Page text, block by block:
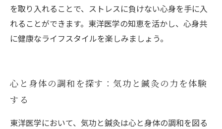
を取り入れることで、ストレスに負けない心身を手に入
れることができます。東洋医学の知恵を活かし、心身共
に健康なライフスタイルを楽しみましょう。
心と身体の調和を探す：気功と鍼灸の力を体験
する
東洋医学において、気功と鍼灸は心と身体の調和を図る